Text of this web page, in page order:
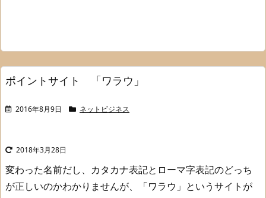
ポイントサイト 「ワラウ」
2016年8月9日 ネットビジネス
2018年3月28日
変わった名前だし、 カタカナ表記とローマ字表記のどっち
が正しいのかわかりませんが、
「ワラウ」というサイトが